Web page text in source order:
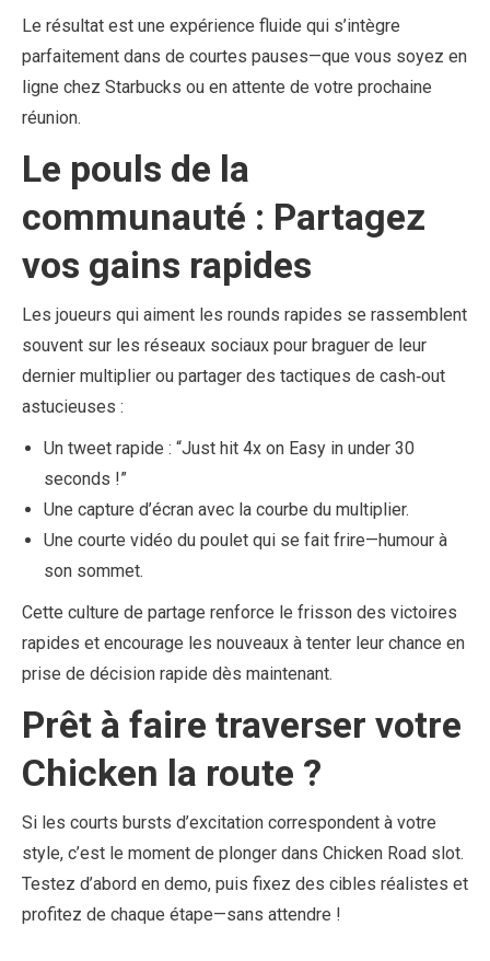
Le résultat est une expérience fluide qui s’intègre
parfaitement dans de courtes pauses—que vous soyez en
ligne chez Starbucks ou en attente de votre prochaine
réunion.
Le pouls de la
communauté : Partagez
vos gains rapides
Les joueurs qui aiment les rounds rapides se rassemblent
souvent sur les réseaux sociaux pour braguer de leur
dernier multiplier ou partager des tactiques de cash‑out
astucieuses :
Un tweet rapide : “Just hit 4x on Easy in under 30
seconds !”
Une capture d’écran avec la courbe du multiplier.
Une courte vidéo du poulet qui se fait frire—humour à
son sommet.
Cette culture de partage renforce le frisson des victoires
rapides et encourage les nouveaux à tenter leur chance en
prise de décision rapide dès maintenant.
Prêt à faire traverser votre
Chicken la route ?
Si les courts bursts d’excitation correspondent à votre
style, c’est le moment de plonger dans Chicken Road slot.
Testez d’abord en demo, puis fixez des cibles réalistes et
profitez de chaque étape—sans attendre !